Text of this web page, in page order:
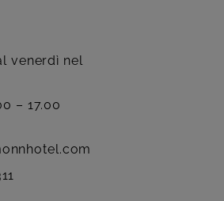
venerdì nel
– 17.00